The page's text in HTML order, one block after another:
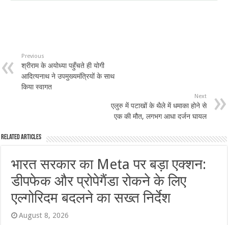
Previous
श्रीराम के अयोध्या पहुँचते ही योगी
आदित्यनाथ ने उपमुख्यमंत्रियों के साथ
किया स्वागत
Next
एलुरु में पटाखों के थैले में धमाका होने से
एक की मौत, लगभग आधा दर्जन घायल
Related Articles
भारत सरकार का Meta पर बड़ा एक्शन:
डीपफेक और प्रोपेगैंडा रोकने के लिए
एल्गोरिदम बदलने का सख्त निर्देश
August 8, 2026